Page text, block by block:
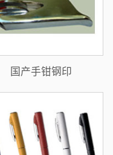
国产手钳钢印